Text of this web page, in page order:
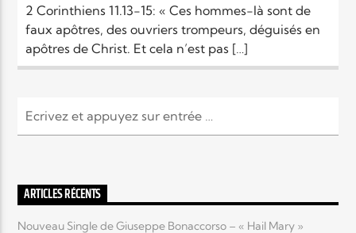
Elyon Rhema
Elyon Hits
Elyon Live
2 Corinthiens 11.13-15: « Ces hommes-là sont de
faux apôtres, des ouvriers trompeurs, déguisés en
apôtres de Christ. Et cela n’est pas […]
ARTICLES RÉCENTS
Nouveau Single de Giuseppe Bonaccorso – « Hail Mary »